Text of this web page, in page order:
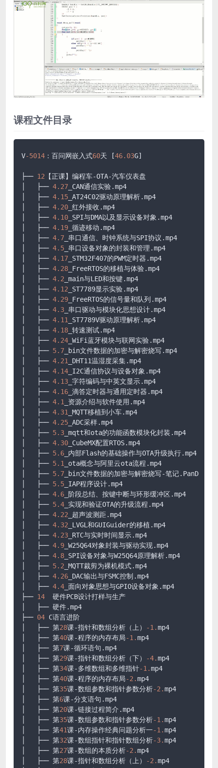
课程文件目录
V-5014 ：百问网嵌入式60天 [46.03G]
├── 12 【正课】编程车-OTA-汽车仪表盘
│   ├── 4.27 _CAN通信实验.mp4
│   ├── 4.15 _AT24C02驱动原理解析.mp4
│   ├── 4.20 _红外接收.mp4
│   ├── 4.10 _SPI与DMA以及显示设备对象.mp4
│   ├── 4.19 _循迹移动.mp4
│   ├── 4.7 _串口通信、时钟系统与SPI协议.mp4
│   ├── 4.5 _串口设备对象的封装和管理.mp4
│   ├── 4.17 _STM32F407的PWM定时器.mp4
│   ├── 4.28 _FreeRTOS的移植与体验.mp4
│   ├── 4.2 _main与LED和按键.mp4
│   ├── 4.12 _ST7789显示实验.mp4
│   ├── 4.29 _FreeRTOS的信号量和队列.mp4
│   ├── 4.3 _串口驱动与模块化思想设计.mp4
│   ├── 4.11 _ST7789V驱动原理解析.mp4
│   ├── 4.18 _转速测试.mp4
│   ├── 4.24 _WiFi蓝牙模块与联网实验.mp4
│   ├── 5.7 _bin文件数据的加密与解密烧写.mp4
│   ├── 4.21 _DHT11温湿度采集.mp4
│   ├── 4.14 _I2C通信协议与设备对象.mp4
│   ├── 4.13 _字符编码与中英文显示.mp4
│   ├── 4.16 _滴答定时器与通用定时器.mp4
│   ├── 4.1 _资源介绍与软件使用.mp4
│   ├── 4.31 _MQTT移植到小车.mp4
│   ├── 4.25 _ADC采样.mp4
│   ├── 5.3 _mqtt和ota的功能函数模块化封装.mp4
│   ├── 4.30 _CubeMX配置RTOS.mp4
│   ├── 5.6 _内部Flash的基础操作与OTA升级执行.mp4
│   ├── 5.1 _ota概念与阿里云ota流程.mp4
│   ├── 5.7 _bin文件数据的加密与解密烧写-笔记.PanD
│   ├── 5.5 _IAP程序设计.mp4
│   ├── 4.6 _阶段总结、按键中断与环形缓冲区.mp4
│   ├── 5.4 _实现和验证OTA的升级流程.mp4
│   ├── 4.22 _超声波测距.mp4
│   ├── 4.32 _LVGL和GUIGuider的移植.mp4
│   ├── 4.23 _RTC与实时时间显示.mp4
│   ├── 4.9 _W25Q64对象封装与驱动实现.mp4
│   ├── 4.8 _SPI设备对象与W25Q64原理解析.mp4
│   ├── 5.2 _MQTT裁剪为裸机模式.mp4
│   ├── 4.26 _DAC输出与FSMC控制.mp4
│   ├── 4.4 _面向对象思想与GPIO设备对象.mp4
├── 14
  硬件PCB设计打样与生产
│   ├── 硬件.mp4
├── 04 C语言进阶
│   ├── 第28课-指针和数组分析（上） -1.mp4
│   ├── 第40课-程序的内存布局-1.mp4
│   ├── 第7课-循环语句.mp4
│   ├── 第29课-指针和数组分析（下） -4.mp4
│   ├── 第34课-多维数组和多维指针-1.mp4
│   ├── 第40课-程序的内存布局-2.mp4
│   ├── 第35课-数组参数和指针参数分析-2.mp4
│   ├── 第6课-分支语句.mp4
│   ├── 第20课-链接过程简介.mp4
│   ├── 第35课-数组参数和指针参数分析-1.mp4
│   ├── 第41课-内存操作经典问题分析一-1.mp4
│   ├── 第32课-数组指针和指针数组分析-3.mp4
│   ├── 第27课-数组的本质分析-2.mp4
│   ├── 第28课-指针和数组分析（上） -2.mp4